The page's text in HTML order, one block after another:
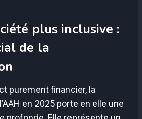
plus inclusive :
de la
purement financier, la
en 2025 porte en elle une